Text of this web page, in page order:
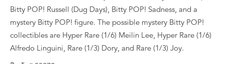
Bitty POP! Russell (Dug Days), Bitty POP! Sadness, and a
mystery Bitty POP! figure. The possible mystery Bitty POP!
collectibles are Hyper Rare (1/6) Meilin Lee, Hyper Rare (1/6)
Alfredo Linguini, Rare (1/3) Dory, and Rare (1/3) Joy.